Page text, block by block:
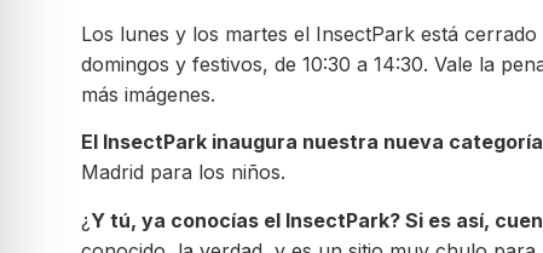
Los lunes y los martes el InsectPark está
domingos y festivos, de 10:30 a 14:30. Vale la
más imágenes.
El InsectPark inaugura nuestra nueva
Madrid para los niños.
¿ Y tú, ya conocías el InsectPark? Si es así,